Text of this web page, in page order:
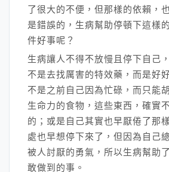
了很大的不便，但那樣的依賴，
是錯誤的，生病幫助停頓下這樣
件好事呢？
生病讓人不得不放慢且停下自己
不是去找厲害的特效藥，而是好
不是之前自己因為忙碌，而只能
生命力的食物，這些東西，確實
的；或是自己其實也早厭倦了那
處也早想停下來了，但因為自己
被人討厭的勇氣，所以生病幫助
敢做到的事。